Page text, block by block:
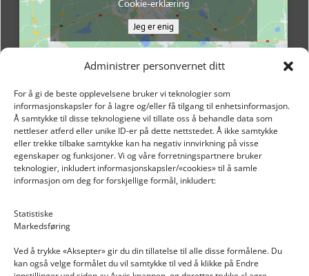
Administrer personvernet ditt
For å gi de beste opplevelsene bruker vi teknologier som
informasjonskapsler for å lagre og/eller få tilgang til enhetsinformasjon.
Å samtykke til disse teknologiene vil tillate oss å behandle data som
nettleser atferd eller unike ID-er på dette nettstedet. Å ikke samtykke
eller trekke tilbake samtykke kan ha negativ innvirkning på visse
egenskaper og funksjoner. Vi og våre forretningspartnere bruker
teknologier, inkludert informasjonskapsler/«cookies» til å samle
informasjon om deg for forskjellige formål, inkludert:
Statistiske
Markedsføring
Ved å trykke «Aksepter» gir du din tillatelse til alle disse formålene. Du
kan også velge formålet du vil samtykke til ved å klikke på Endre
Cookie-erklæring
Jeg er enig